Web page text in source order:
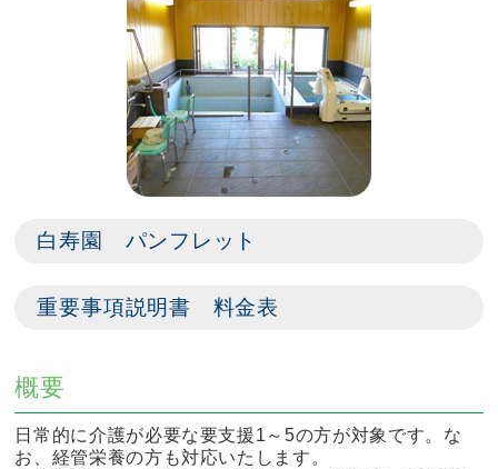
白寿園 パンフレット
重要事項説明書 料金表
概要
日常的に介護が必要な要支援1～5の方が対象です。な
お、経管栄養の方も対応いたします。